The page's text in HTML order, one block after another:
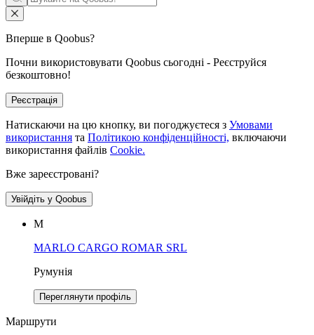
Вперше в Qoobus?
Почни використовувати Qoobus сьогодні - Реєструйся
безкоштовно!
Реєстрація
Натискаючи на цю кнопку, ви погоджуєтеся з Умовами
використання та Політикою конфіденційності, включаючи
використання файлів Cookie.
Вже зареєстровані?
Увійдіть у Qoobus
M
MARLO CARGO ROMAR SRL
Румунія
Переглянути профіль
Маршрути